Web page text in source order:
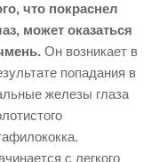
что покраснел
может оказаться
Он возникает в
попадания в
железы глаза
с легкого